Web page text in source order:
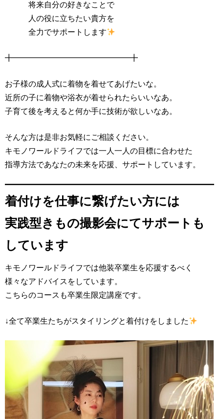
将来自分の好きなことで
人の役に立ちたい貴方を
全力でサポートします
╋━━━━━━━━━━━━━━━╋
お子様の成人式に着物を着せてあげたいな。
近所の子に着物や浴衣が着せられたらいいなあ。
子育て後を考えると何か手に技術が欲しいなあ。
そんな方は是非お気軽にご相談ください。
キモノワールドライフでは一人一人の目標に合わせた
指導方法であなたの未来を応援、サポートしています。
着付けを仕事に繋げたい方には
実践型きもの撮影会にてサポートも
しています
キモノワールドライフでは他装卒業生を応援するべく
様々なアドバイスをしています。
こちらのコースも卒業生限定講座です。
↓全て卒業生たちがスタイリングと着付けをしました